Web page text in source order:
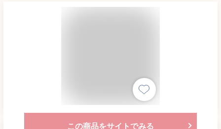
この商品をサイトでみる